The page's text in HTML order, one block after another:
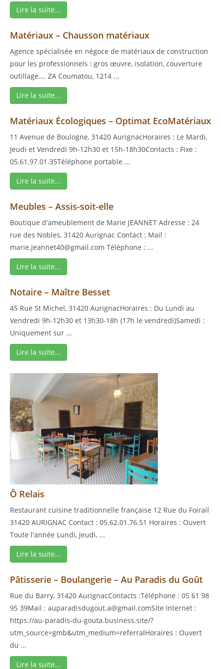
Lire la suite...
Matériaux – Chausson matériaux
Agence spécialisée en négoce de matériaux de construction
pour les professionnels : gros œuvre, isolation, couverture
outillage…. ZA Coumatou, 1214 ...
Lire la suite...
Matériaux Écologiques – Optimat EcoMatériaux
11 Avenue de Boulogne, 31420 AurignacHoraires : Le Mardi,
Jeudi et Vendredi 9h-12h30 et 15h-18h30Contacts : Fixe :
05.61.97.01.35Téléphone portable ...
Lire la suite...
Meubles – Assis-soit-elle
Boutique d'ameublement de Marie JEANNET Adresse : 24
rue des Nobles, 31420 Aurignac Contact : Mail :
marie.jeannet40@gmail.com Téléphone : ...
Lire la suite...
Notaire – Maître Besset
45 Rue St Michel, 31420 AurignacHoraires : Du Lundi au
Vendredi 9h-12h30 et 13h30-18h (17h le vendredi)Samedi :
Uniquement sur ...
Lire la suite...
Ô Relais
Restaurant cuisine traditionnelle française 12 Rue du Foirail
31420 AURIGNAC Contact : 05.62.01.76.51 Horaires : Ouvert
Toute l'année Lundi, Jeudi, ...
Lire la suite...
Pâtisserie – Boulangerie – Au Paradis du Goût
Rue du Barry, 31420 AurignacContacts :Téléphone : 05 61 98
95 39Mail : auparadisdugout.a@gmail.comSite Internet :
https://au-paradis-du-gouta.business.site/?
utm_source=gmb&utm_medium=referralHoraires : Ouvert
du ...
Lire la suite...